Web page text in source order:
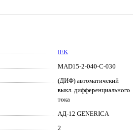
IEK
MAD15-2-040-C-030
(ДИФ) автоматичекий
выкл. дифференциального
тока
АД-12 GENERICA
2